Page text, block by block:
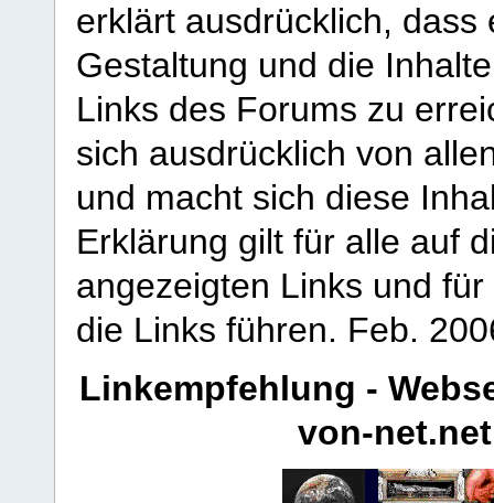
erklärt ausdrücklich,
Gestaltung und die
Links des Forums zu
sich ausdrücklich von
und macht sich diese
Erklärung gilt für alle auf
angezeigten Links und
die Links führen. Feb.
Linkempfehlung -
von-net.net